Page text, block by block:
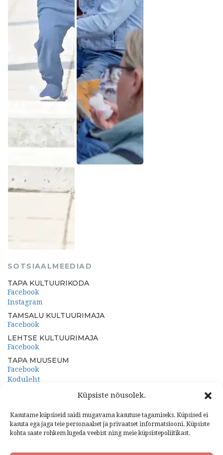
Küpsiste nõusolek.
Kasutame küpsiseid saidi mugavama kasutuse tagamiseks. Küpsised ei
kasuta ega jaga teie personaalset ja privaatset informatsiooni. Küpsiste
kohta saate rohkem lugeda veebist ning meie küpsistepoliitikast.
SOTSIAALMEEDIAD
TAPA KULTUURIKODA
Facebook
Instagram
TAMSALU KULTUURIMAJA
Facebook
LEHTSE KULTUURIMAJA
Facebook
TAPA MUUSEUM
Facebook
Koduleht
PORKUNI PAEMUUSEUM
Koduleht